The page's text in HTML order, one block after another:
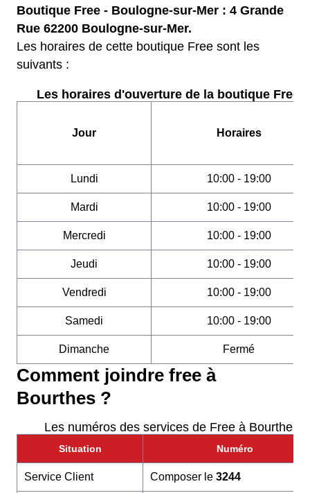
Boutique Free - Boulogne-sur-Mer : 4 Grande
Rue 62200 Boulogne-sur-Mer.
Les horaires de cette boutique Free sont les
suivants :
Les horaires d'ouverture de la boutique Free :
Jour Horaires
Lundi 10:00 - 19:00
Mardi 10:00 - 19:00
Mercredi 10:00 - 19:00
Jeudi 10:00 - 19:00
Vendredi 10:00 - 19:00
Samedi 10:00 - 19:00
Dimanche Fermé
Comment joindre free à
Bourthes ?
Les numéros des services de Free à Bourthes
Situation Numéro
Service Client Composer le 3244